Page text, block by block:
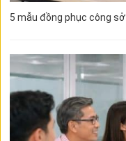
5 mẫu đồng phục công